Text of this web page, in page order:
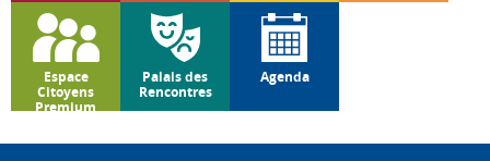
Espace
Citoyens
Premium
Palais des
Rencontres
Agenda